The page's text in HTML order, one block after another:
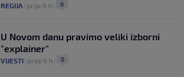
REGIJA prije 6 h 0
U Novom danu pravimo veliki izborni
"explainer"
VIJESTI prije 6 h 0